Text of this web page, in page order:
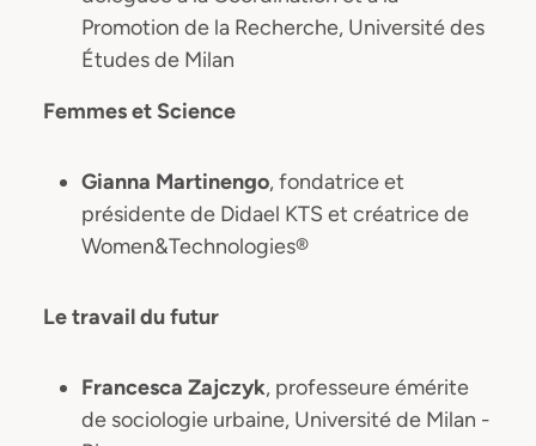
Promotion de la Recherche, Université des
Études de Milan
Femmes et Science
Gianna Martinengo, fondatrice et
présidente de Didael KTS et créatrice de
Women&Technologies®
Le travail du futur
Francesca Zajczyk, professeure émérite
de sociologie urbaine, Université de Milan -